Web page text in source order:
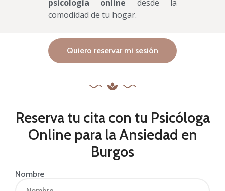
psicología online desde la
comodidad de tu hogar.
Quiero reservar mi sesión
Reserva tu cita con tu Psicóloga
Online para la Ansiedad en
Burgos
Nombre